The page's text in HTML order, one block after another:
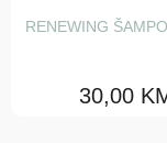
Šamponi
Tretmani
RENEWING
30,00